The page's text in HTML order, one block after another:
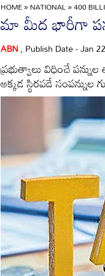
HOME»NATIONAL»400
మా మీద భారీగా
ABN, Publish Date - Jan
ప్రభుత్వాలు విధించే
అక్కడ స్థిరపడే